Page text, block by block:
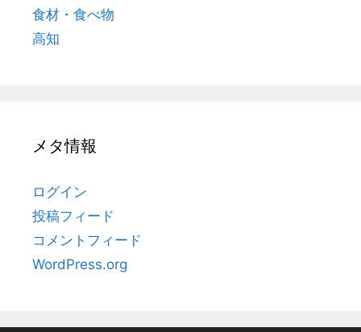
食材・食べ物
高知
メタ情報
ログイン
投稿フィード
コメントフィード
WordPress.org